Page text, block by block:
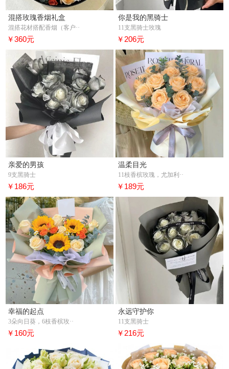
混搭玫瑰香烟礼盒
混搭花材搭配香烟（客户··
￥360元
你是我的黑骑士
11支黑骑士玫瑰
￥206元
亲爱的男孩
9支黑骑士
￥186元
温柔目光
11枝香槟玫瑰，尤加利··
￥189元
幸福的起点
3朵向日葵，6枝香槟玫··
￥160元
永远守护你
11支黑骑士
￥216元